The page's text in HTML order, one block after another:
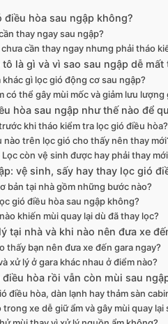
điều hòa sau ngập không?
thay ngay sau ngập?
cần thay ngay nhưng phải tháo
là gì và vì sao sau ngập dễ mất
gì lọc gió động cơ sau ngập?
có thể gây mùi mốc và giảm lưu lượng
hòa sau ngập như thế nào để
khi tháo kiểm tra lọc gió điều hòa?
nào trên lọc gió cho thấy nên thay
còn vệ sinh được hay phải thay
vệ sinh, sấy hay thay lọc gió
bản tại nhà gồm những bước nào?
gió điều hòa sau ngập không?
khiến mùi quay lại dù đã thay lọc?
tại nhà và khi nào nên đưa xe
thấy bạn nên đưa xe đến gara ngay?
xử lý ở gara khác nhau ở điểm nào?
hòa rồi vẫn còn mùi sau
điều hòa, dàn lạnh hay thảm sàn
xe dễ giữ ẩm và gây mùi quay lại